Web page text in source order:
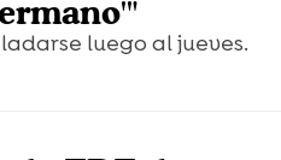
luego al jueves.